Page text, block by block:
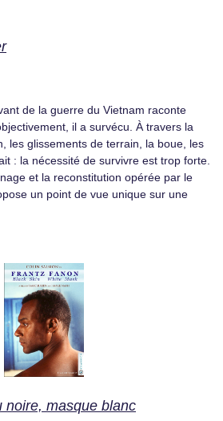
de la guerre du Vietnam raconte
il a survécu. À travers la
les glissements de terrain, la boue, les
: la nécessité de survivre est trop forte.
et la reconstitution opérée par le
un point de vue unique sur une
noire, masque blanc